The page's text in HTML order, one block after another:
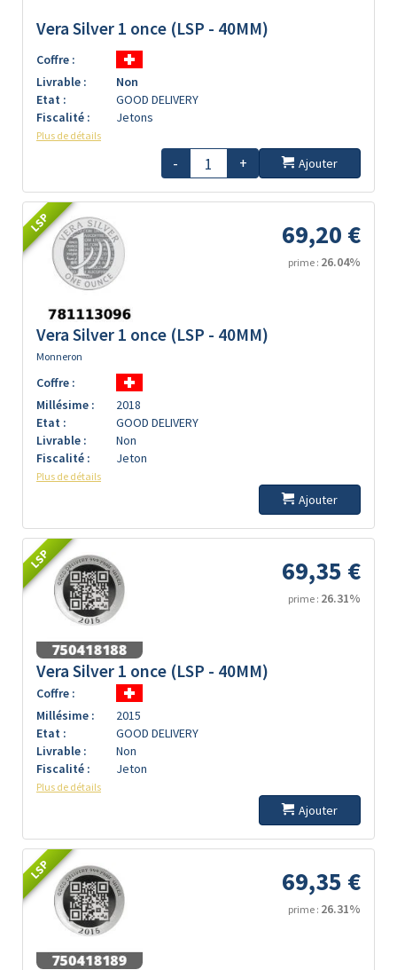
Vera Silver 1 once (LSP - 40MM)
Coffre :
Livrable :
Non
Etat :
GOOD DELIVERY
Fiscalité :
Jetons
Plus de détails
- + Ajouter
LSP 69,20 €
prime : 26.04%
Vera Silver 1 once (LSP - 40MM)
Monneron
Coffre :
Millésime :
2018
Etat :
GOOD DELIVERY
Livrable :
Non
Fiscalité :
Jeton
Plus de détails
Ajouter
LSP 69,35 €
prime : 26.31%
Vera Silver 1 once (LSP - 40MM)
Coffre :
Millésime :
2015
Etat :
GOOD DELIVERY
Livrable :
Non
Fiscalité :
Jeton
Plus de détails
Ajouter
LSP 69,35 €
prime : 26.31%